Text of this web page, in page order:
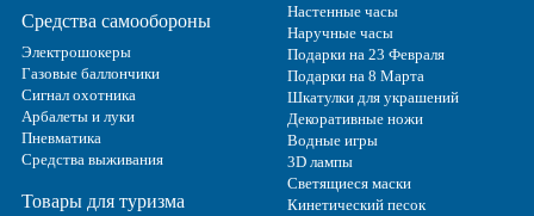
Средства самообороны
Электрошокеры
Газовые баллончики
Сигнал охотника
Арбалеты и луки
Пневматика
Средства выживания
Товары для туризма
Настенные часы
Наручные часы
Подарки на 23 Февраля
Подарки на 8 Марта
Шкатулки для украшений
Декоративные ножи
Водные игры
3D лампы
Светящиеся маски
Кинетический песок